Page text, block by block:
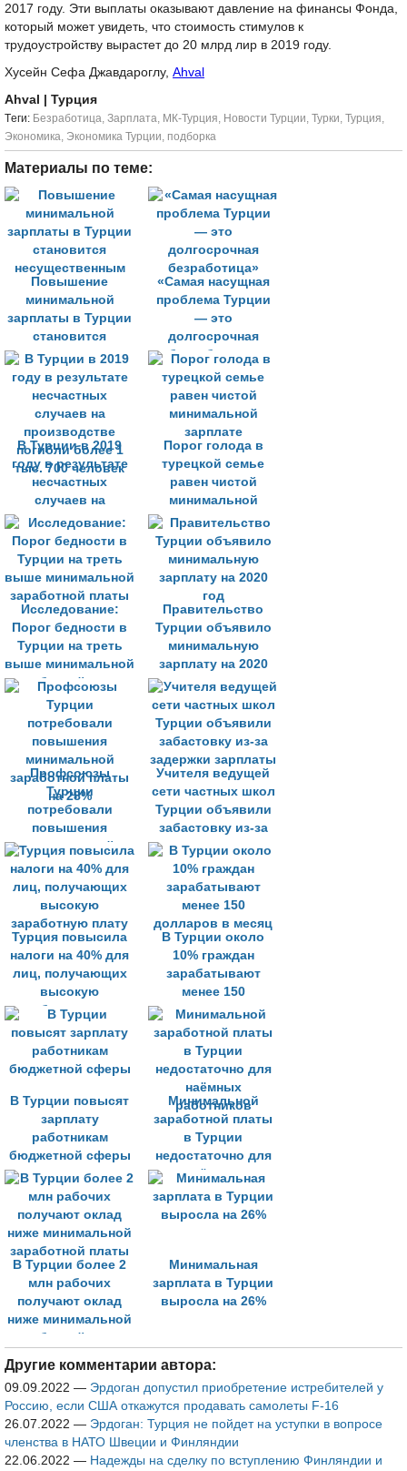
2017 году. Эти выплаты оказывают давление на финансы Фонда,
который может увидеть, что стоимость стимулов к
трудоустройству вырастет до 20 млрд лир в 2019 году.
Хусейн Сефа Джавдароглу, Ahval
Ahval
| Турция
Tеги: Безработица, Зарплата, МК-Турция, Новости Турции, Турки, Турция,
Экономика, Экономика Турции, подборка
Материалы по теме:
Повышение
минимальной
зарплаты в Турции
становится
несущественным
«Самая насущная
проблема Турции
— это
долгосрочная
безработица»
В Турции в 2019
году в результате
несчастных
случаев на
производстве
погибли более 1
тыс. 700 человек
Порог голода в
турецкой семье
равен чистой
минимальной
зарплате
Исследование:
Порог бедности в
Турции на треть
выше минимальной
заработной платы
Правительство
Турции объявило
минимальную
зарплату на 2020
год
Профсоюзы
Турции
потребовали
повышения
минимальной
заработной платы
на 28%
Учителя ведущей
сети частных школ
Турции объявили
забастовку из-за
задержки зарплаты
Турция повысила
налоги на 40% для
лиц, получающих
высокую
заработную плату
В Турции около
10% граждан
зарабатывают
менее 150
долларов в месяц
В Турции повысят
зарплату
работникам
бюджетной сферы
Минимальной
заработной платы
в Турции
недостаточно для
наёмных
работников
В Турции более 2
млн рабочих
получают оклад
ниже минимальной
заработной платы
Минимальная
зарплата в Турции
выросла на 26%
Другие комментарии автора:
09.09.2022 — Эрдоган допустил приобретение истребителей у
Россию, если США откажутся продавать самолеты F-16
26.07.2022 — Эрдоган: Турция не пойдет на уступки в вопросе
членства в НАТО Швеции и Финляндии
22.06.2022 — Надежды на сделку по вступлению Финляндии и